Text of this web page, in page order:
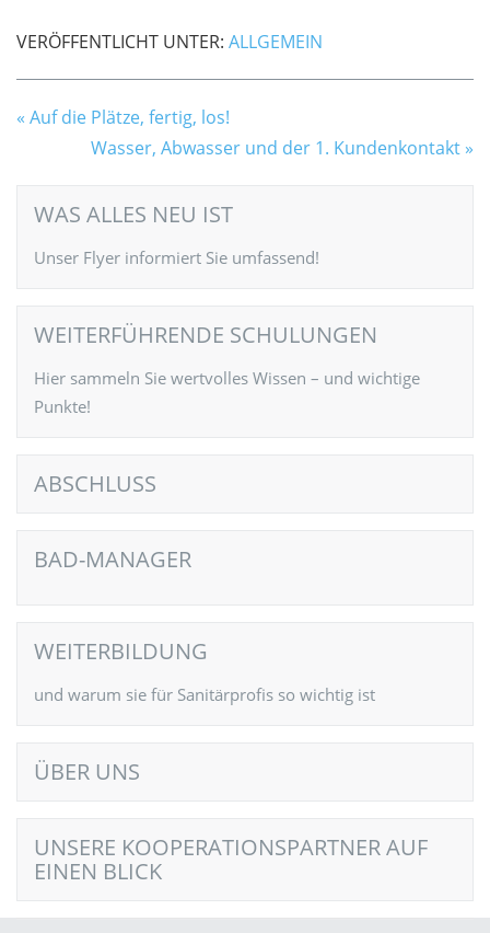
VERÖFFENTLICHT UNTER: ALLGEMEIN
Auf die Plätze, fertig, los!
Wasser, Abwasser und der 1. Kundenkontakt
WAS ALLES NEU IST
Unser Flyer informiert Sie umfassend!
WEITERFÜHRENDE SCHULUNGEN
Hier sammeln Sie wertvolles Wissen – und wichtige
Punkte!
ABSCHLUSS
BAD-MANAGER
WEITERBILDUNG
und warum sie für Sanitärprofis so wichtig ist
ÜBER UNS
UNSERE KOOPERATIONSPARTNER AUF
EINEN BLICK